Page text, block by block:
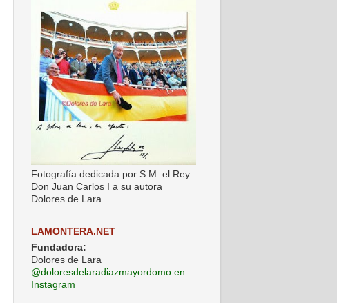
Fotografía dedicada por S.M. el Rey
Don Juan Carlos I a su autora
Dolores de Lara
LAMONTERA.NET
Fundadora:
Dolores de Lara
@doloresdelaradiazmayordomo en
Instagram